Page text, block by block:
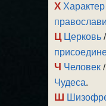
Х Характер
Ц Церковь /
Ч Человек /
Чудеса.
Ш